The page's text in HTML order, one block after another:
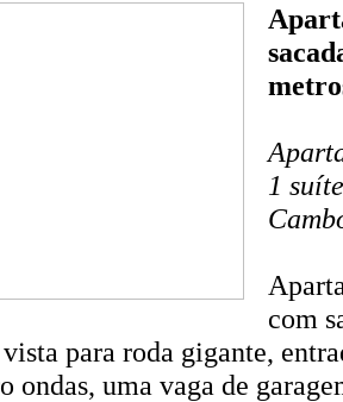
1
com
para roda gigante,
ondas, uma vaga de